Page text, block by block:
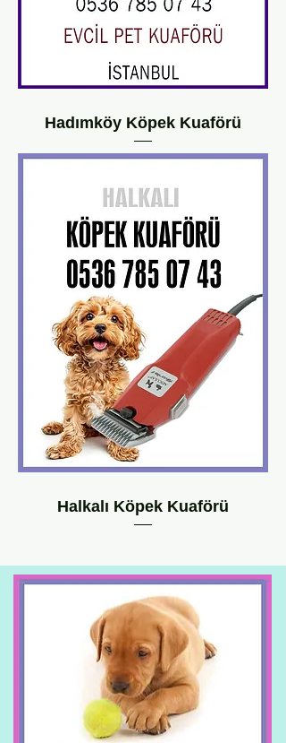
Hadımköy Köpek Kuaförü
Halkalı Köpek Kuaförü